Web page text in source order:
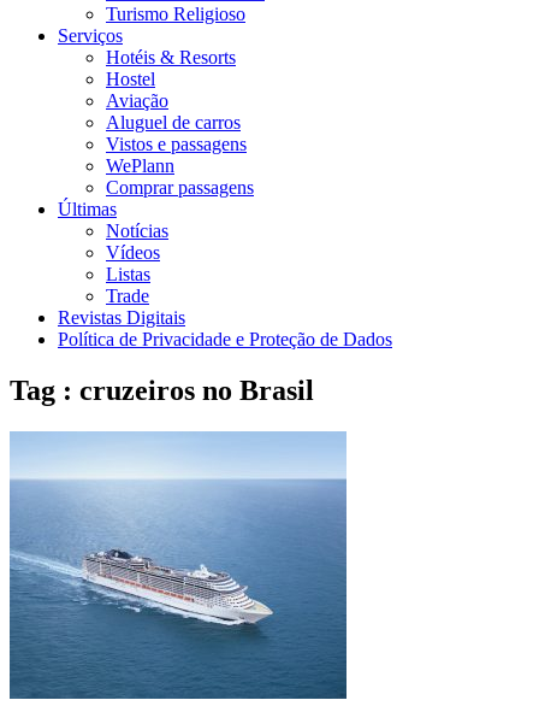
Turismo Religioso
Serviços
Hotéis & Resorts
Hostel
Aviação
Aluguel de carros
Vistos e passagens
WePlann
Comprar passagens
Últimas
Notícias
Vídeos
Listas
Trade
Revistas Digitais
Política de Privacidade e Proteção de Dados
Tag : cruzeiros no Brasil